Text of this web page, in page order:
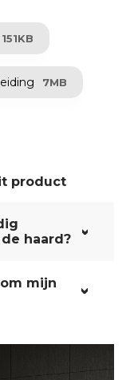
151KB
7MB
product
haard?
mijn